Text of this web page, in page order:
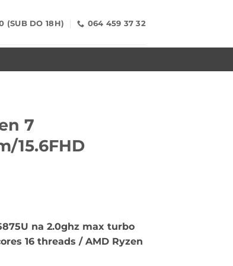
(SUB DO 18H) 064 459 37 32
7
15.6FHD
na 2.0ghz max turbo
16 threads / AMD Ryzen